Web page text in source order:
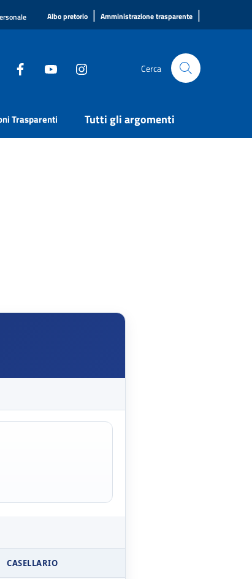
Albo pretorio | Amministrazione trasparente |
Cerca
Trasparenti Tutti gli argomenti
CASELLARIO